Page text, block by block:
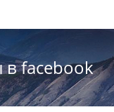
facebook